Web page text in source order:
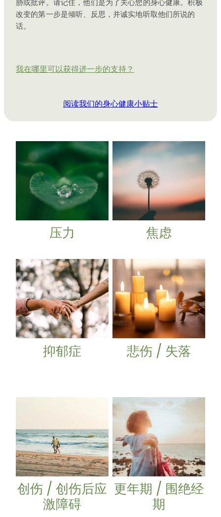
胁或批评。请记住，他们是为了关心您的身心健康。积极
改变的第一步是倾听、反思，并诚实地听取他们所说的
话。
我在哪里可以获得进一步的支持？
阅读我们的身心健康小贴士
压力
焦虑
焦虑
抑郁症
抑郁症
悲伤 / 失落
悲伤 / 失落
创伤 / 创伤后应
激障碍
更年期 / 围绝经期
更年期 / 围绝经
期